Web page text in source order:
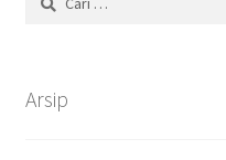
untuk:
Arsip